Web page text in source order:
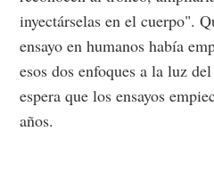
inyectárselas en el cuerpo".
ensayo en humanos había
esos dos enfoques a la luz
espera que los ensayos
años.